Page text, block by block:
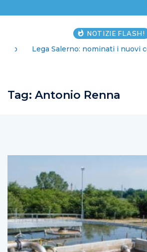
NOTIZIE FLASH!
Lega Salerno: nominati i nuovi